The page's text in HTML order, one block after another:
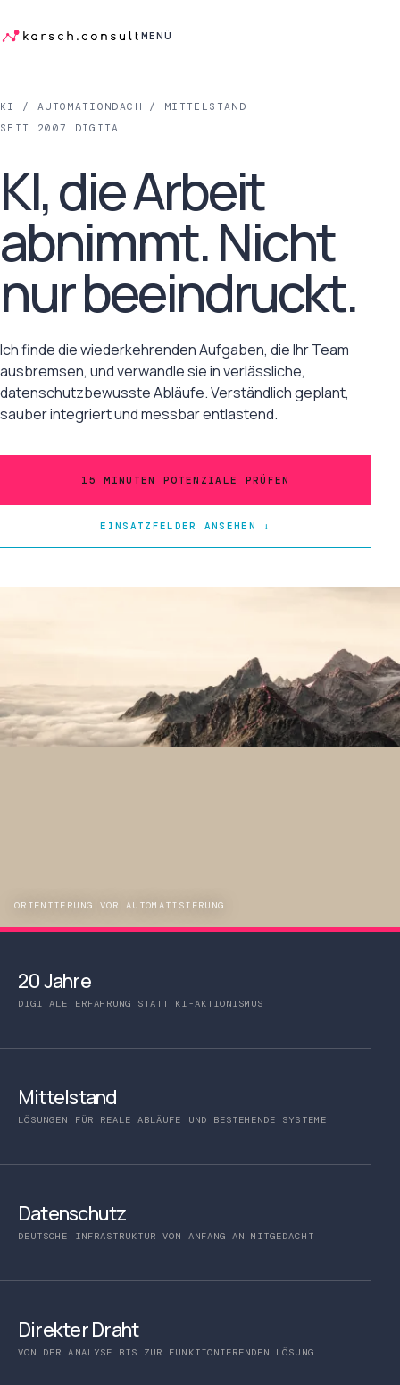
MENÜ
KI / AUTOMATIONDACH / MITTELSTAND
SEIT 2007 DIGITAL
KI, die Arbeit
abnimmt. Nicht
nur beeindruckt.
Ich finde die wiederkehrenden Aufgaben, die Ihr Team
ausbremsen, und verwandle sie in verlässliche,
datenschutzbewusste Abläufe. Verständlich geplant,
sauber integriert und messbar entlastend.
15 MINUTEN POTENZIALE PRÜFEN
EINSATZFELDER ANSEHEN ↓
ORIENTIERUNG VOR AUTOMATISIERUNG
20 Jahre
DIGITALE ERFAHRUNG STATT KI-AKTIONISMUS
Mittelstand
LÖSUNGEN FÜR REALE ABLÄUFE UND BESTEHENDE SYSTEME
Datenschutz
DEUTSCHE INFRASTRUKTUR VON ANFANG AN MITGEDACHT
Direkter Draht
VON DER ANALYSE BIS ZUR FUNKTIONIERENDEN LÖSUNG